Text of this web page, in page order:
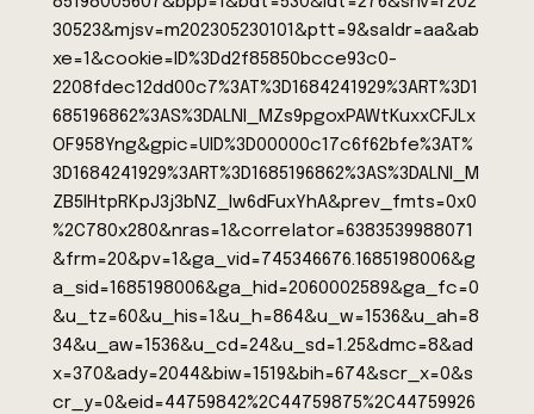
30523&mjsv=m202305230101&ptt=9&saldr=aa&ab
xe=1&cookie=ID%3Dd2f85850bcce93c0-
2208fdec12dd00c7%3AT%3D1684241929%3ART%3D1
685196862%3AS%3DALNI_MZs9pgoxPAWtKuxxCFJLx
OF958Yng&gpic=UID%3D00000c17c6f62bfe%3AT%
3D1684241929%3ART%3D1685196862%3AS%3DALNI_M
ZB5IHtpRKpJ3j3bNZ_Iw6dFuxYhA&prev_fmts=0x0
%2C780x280&nras=1&correlator=6383539988071
&frm=20&pv=1&ga_vid=745346676.1685198006&g
a_sid=1685198006&ga_hid=2060002589&ga_fc=0
&u_tz=60&u_his=1&u_h=864&u_w=1536&u_ah=8
34&u_aw=1536&u_cd=24&u_sd=1.25&dmc=8&ad
x=370&ady=2044&biw=1519&bih=674&scr_x=0&s
cr_y=0&eid=44759842%2C44759875%2C44759926